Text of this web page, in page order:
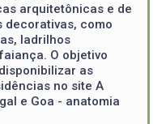
arquitetônicas e de
decorativas, como
ladrilhos
O objetivo
as
no site A
e Goa - anatomia